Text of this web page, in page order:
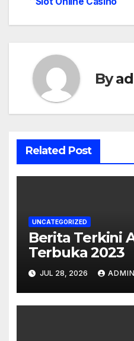
navigation
By
Related Post
UNCATEGORIZED
Berita Terkini
Terbuka 2023
JUL 28, 2026